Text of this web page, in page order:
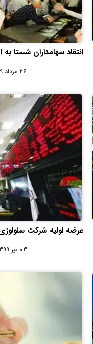
انتقاد سهامداران شستا
۲۶ مرداد ۱۳۹۹ - ۱۵:۵۳
عرضه اولیه شرکت
۰۳ تیر ۱۳۹۹ - ۰۹:۱۱